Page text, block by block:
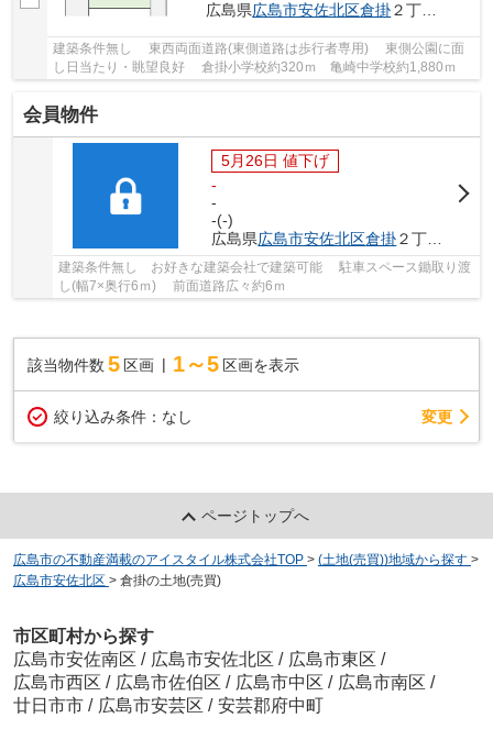
広島県広島市安佐北区倉掛２丁目22-
建築条件無し 東西両面道路(東側道路は歩行者専用) 東側公園に面
し日当たり・眺望良好 倉掛小学校約320ｍ 亀崎中学校約1,880ｍ
会員物件
5月26日 値下げ
-
-
-(-)
広島県広島市安佐北区倉掛２丁目38-
建築条件無し お好きな建築会社で建築可能 駐車スペース鋤取り渡
し(幅7×奥行6ｍ) 前面道路広々約6ｍ
該当物件数 5 区画 1～5 区画を表示
絞り込み条件： なし 変更
ページトップへ
広島市の不動産満載のアイスタイル株式会社TOP > (土地(売買))地域から探す >
広島市安佐北区 > 倉掛の土地(売買)
市区町村から探す
広島市安佐南区 / 広島市安佐北区 / 広島市東区 /
広島市西区 / 広島市佐伯区 / 広島市中区 / 広島市南区 /
廿日市市 / 広島市安芸区 / 安芸郡府中町